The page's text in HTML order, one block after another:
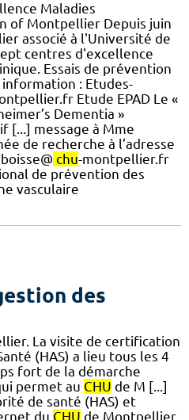
Maladies
of Montpellier Depuis juin
associé à l'Université de
centres d'excellence
Essais de prévention
: Etudes-
Etude EPAD Le «
Dementia »
[...] message à Mme
de recherche à l’adresse
chu-montpellier.fr
de prévention des
vasculaire
des
La visite de certification
(HAS) a lieu tous les 4
fort de la démarche
permet au CHU de M [...]
de santé (HAS) et
du CHU de Montpellier.